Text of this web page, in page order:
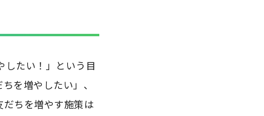
したい！」という目
を増やしたい」、
だちを増やす施策は